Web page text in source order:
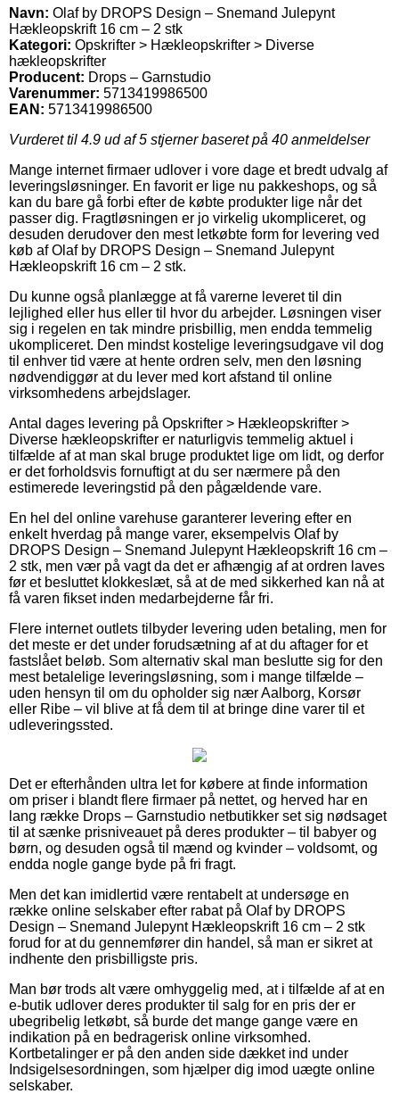
Navn: Olaf by DROPS Design – Snemand Julepynt
Hækleopskrift 16 cm – 2 stk
Kategori: Opskrifter > Hækleopskrifter > Diverse
hækleopskrifter
Producent: Drops – Garnstudio
Varenummer: 5713419986500
EAN: 5713419986500
Vurderet til 4.9 ud af 5 stjerner baseret på 40 anmeldelser
Mange internet firmaer udlover i vore dage et bredt udvalg af
leveringsløsninger. En favorit er lige nu pakkeshops, og så
kan du bare gå forbi efter de købte produkter lige når det
passer dig. Fragtløsningen er jo virkelig ukompliceret, og
desuden derudover den mest letkøbte form for levering ved
køb af Olaf by DROPS Design – Snemand Julepynt
Hækleopskrift 16 cm – 2 stk.
Du kunne også planlægge at få varerne leveret til din
lejlighed eller hus eller til hvor du arbejder. Løsningen viser
sig i regelen en tak mindre prisbillig, men endda temmelig
ukompliceret. Den mindst kostelige leveringsudgave vil dog
til enhver tid være at hente ordren selv, men den løsning
nødvendiggør at du lever med kort afstand til online
virksomhedens arbejdslager.
Antal dages levering på Opskrifter > Hækleopskrifter >
Diverse hækleopskrifter er naturligvis temmelig aktuel i
tilfælde af at man skal bruge produktet lige om lidt, og derfor
er det forholdsvis fornuftigt at du ser nærmere på den
estimerede leveringstid på den pågældende vare.
En hel del online varehuse garanterer levering efter en
enkelt hverdag på mange varer, eksempelvis Olaf by
DROPS Design – Snemand Julepynt Hækleopskrift 16 cm –
2 stk, men vær på vagt da det er afhængig af at ordren laves
før et besluttet klokkeslæt, så at de med sikkerhed kan nå at
få varen fikset inden medarbejderne får fri.
Flere internet outlets tilbyder levering uden betaling, men for
det meste er det under forudsætning af at du aftager for et
fastslået beløb. Som alternativ skal man beslutte sig for den
mest betalelige leveringsløsning, som i mange tilfælde –
uden hensyn til om du opholder sig nær Aalborg, Korsør
eller Ribe – vil blive at få dem til at bringe dine varer til et
udleveringssted.
Det er efterhånden ultra let for købere at finde information
om priser i blandt flere firmaer på nettet, og herved har en
lang række Drops – Garnstudio netbutikker set sig nødsaget
til at sænke prisniveauet på deres produkter – til babyer og
børn, og desuden også til mænd og kvinder – voldsomt, og
endda nogle gange byde på fri fragt.
Men det kan imidlertid være rentabelt at undersøge en
række online selskaber efter rabat på Olaf by DROPS
Design – Snemand Julepynt Hækleopskrift 16 cm – 2 stk
forud for at du gennemfører din handel, så man er sikret at
indhente den prisbilligste pris.
Man bør trods alt være omhyggelig med, at i tilfælde af at en
e-butik udlover deres produkter til salg for en pris der er
ubegribelig letkøbt, så burde det mange gange være en
indikation på en bedragerisk online virksomhed.
Kortbetalinger er på den anden side dækket ind under
Indsigelsesordningen, som hjælper dig imod uægte online
selskaber.